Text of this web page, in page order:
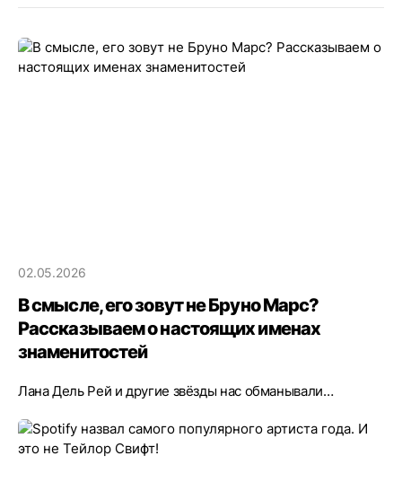
02.05.2026
В смысле, его зовут не Бруно Марс?
Рассказываем о настоящих именах
знаменитостей
Лана Дель Рей и другие звёзды нас обманывали…